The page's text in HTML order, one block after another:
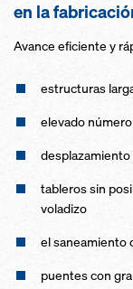
en la
Avance eficiente y
estructuras
elevado
tableros sin
voladizo
el saneamiento
puentes con